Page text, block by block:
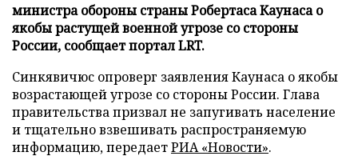
министра обороны страны Робертаса Каунаса о
якобы растущей военной угрозе со стороны
России, сообщает портал LRT.
Синкявичюс опроверг заявления Каунаса о якобы
возрастающей угрозе со стороны России. Глава
правительства призвал не запугивать население
и тщательно взвешивать распространяемую
информацию, передаетРИА «Новости».